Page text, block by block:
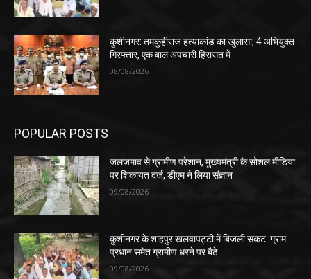
कुशीनगर: तमकुहीराज हत्याकांड का खुलासा, 4 अभियुक्त
गिरफ्तार, एक बाल अपचारी हिरासत में
08/08/2026
POPULAR POSTS
जलजमाव से ग्रामीण परेशान, मुख्यमंत्री के सोशल मीडिया
पर शिकायत दर्ज, डीएम ने लिया संज्ञान
09/08/2026
कुशीनगर के शाहपुर खलवापट्टी में बिजली संकट: ग्राम
प्रधान समेत ग्रामीण धरने पर बैठे
09/08/2026